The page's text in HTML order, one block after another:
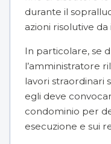
durante il
azioni risolutive
In particolare, se
l’amministratore
lavori straordinari
egli deve
condominio per
esecuzione e sui